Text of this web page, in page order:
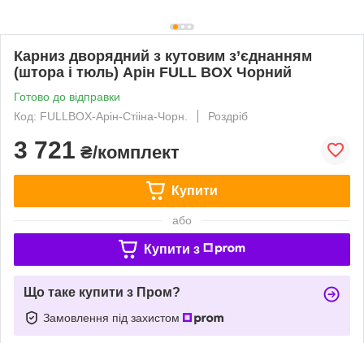
Карниз дворядний з кутовим з’єднанням
(штора і тюль) Арін FULL BOX Чорний
Готово до відправки
Код: FULLBOX-Арін-Стііна-Чорн.
Роздріб
3 721 ₴/комплект
Купити
або
Купити з
Що таке купити з Пром?
Замовлення під захистом